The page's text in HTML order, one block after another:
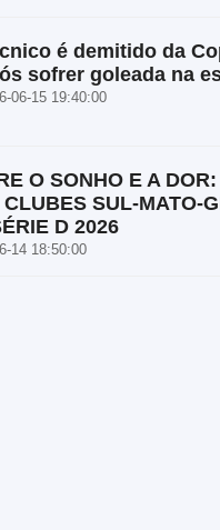
é demitido da
sofrer goleada na
06-15 19:40:00
O SONHO E A
CLUBES SUL-MATO-
D 2026
14 18:50:00